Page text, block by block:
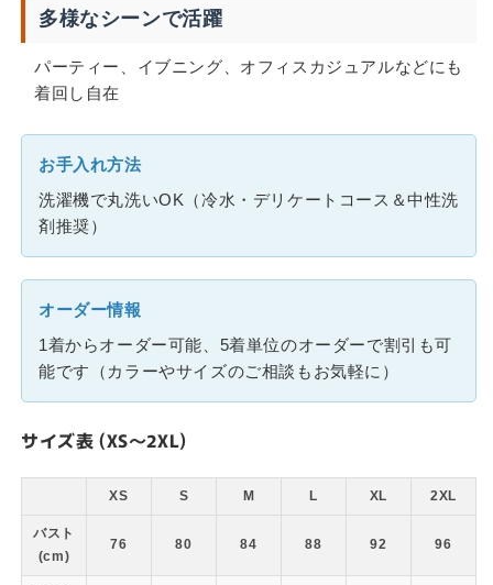
多様なシーンで活躍
パーティー、イブニング、オフィスカジュアルなどにも
着回し自在
お手入れ方法
洗濯機で丸洗いOK（冷水・デリケートコース＆中性洗
剤推奨）
オーダー情報
1着からオーダー可能、5着単位のオーダーで割引も可
能です（カラーやサイズのご相談もお気軽に）
サイズ表 (XS～2XL)
XS S M L XL 2XL
バスト
(cm)
76 80 84 88 92 96